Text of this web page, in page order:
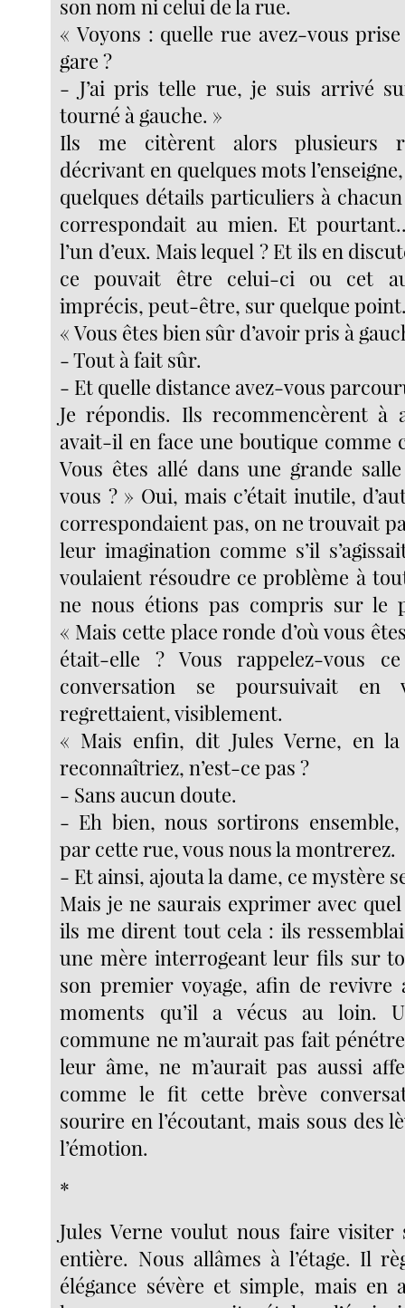
son nom ni celui de la rue.
« Voyons : quelle rue avez-vous
gare ?
- J’ai pris telle rue, je suis arrivé
tourné à gauche. »
Ils me citèrent alors plusieurs
décrivant en quelques mots
quelques détails particuliers à
correspondait au mien. Et
l’un d’eux. Mais lequel ? Et ils en
ce pouvait être celui-ci ou cet
imprécis, peut-être, sur quelque
« Vous êtes bien sûr d’avoir pris à
- Tout à fait sûr.
- Et quelle distance avez-vous
Je répondis. Ils recommencèrent à
avait-il en face une boutique comme
Vous êtes allé dans une grande
vous ? » Oui, mais c’était inutile,
correspondaient pas, on ne trouvait
leur imagination comme s’il
voulaient résoudre ce problème à
ne nous étions pas compris sur le
« Mais cette place ronde d’où vous
était-elle ? Vous rappelez-vous
conversation se poursuivait en
regrettaient, visiblement.
« Mais enfin, dit Jules Verne, en
reconnaîtriez, n’est-ce pas ?
- Sans aucun doute.
- Eh bien, nous sortirons ensemble,
par cette rue, vous nous la montrerez.
- Et ainsi, ajouta la dame, ce mystère
Mais je ne saurais exprimer avec
ils me dirent tout cela : ils
une mère interrogeant leur fils sur
son premier voyage, afin de revivre
moments qu’il a vécus au loin.
commune ne m’aurait pas fait
leur âme, ne m’aurait pas aussi
comme le fit cette brève
sourire en l’écoutant, mais sous des
l’émotion.
*
Jules Verne voulut nous faire visiter
entière. Nous allâmes à l’étage. Il
élégance sévère et simple, mais en